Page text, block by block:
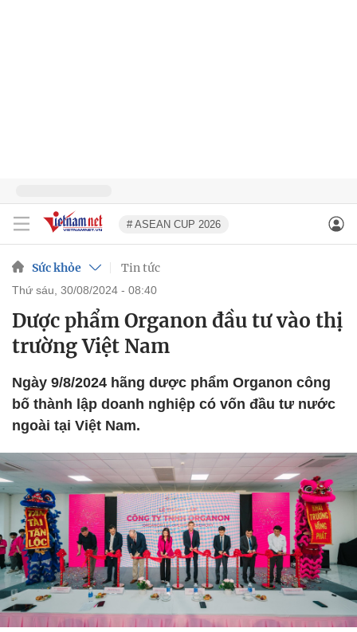
# ASEAN CUP 2026
Sức khỏe Tin tức
thứ sáu, 30/08/2024 - 08:40
Dược phẩm Organon đầu tư vào thị
trường Việt Nam
Ngày 9/8/2024 hãng dược phẩm Organon công
bố thành lập doanh nghiệp có vốn đầu tư nước
ngoài tại Việt Nam.